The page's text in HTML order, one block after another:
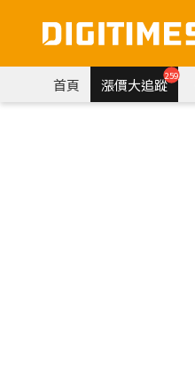
首頁 漲價大追蹤259